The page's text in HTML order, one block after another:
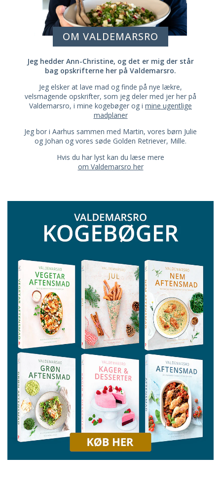
OM VALDEMARSRO
Jeg hedder Ann-Christine, og det er mig der står
bag opskrifterne her på Valdemarsro.
Jeg elsker at lave mad og finde på nye lækre,
velsmagende opskrifter, som jeg deler med jer her på
Valdemarsro, i mine kogebøger og i mine ugentlige
madplaner
Jeg bor i Aarhus sammen med Martin, vores børn Julie
og Johan og vores søde Golden Retriever, Mille.
Hvis du har lyst kan du læse mere
om Valdemarsro her